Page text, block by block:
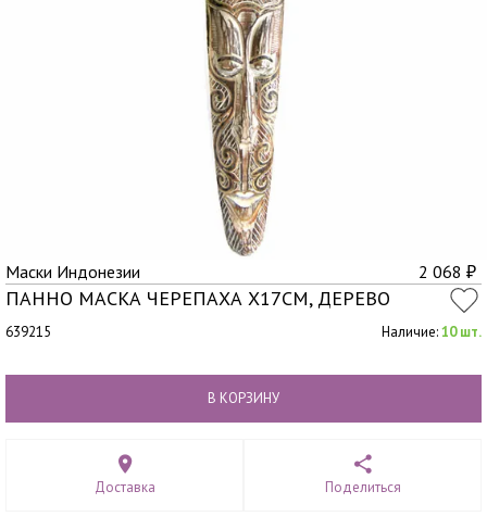
Маски Индонезии 2 068 ₽
ПАННО МАСКА ЧЕРЕПАХА Х17СМ, ДЕРЕВО
639215 Наличие:10 шт.
В КОРЗИНУ
Доставка Поделиться